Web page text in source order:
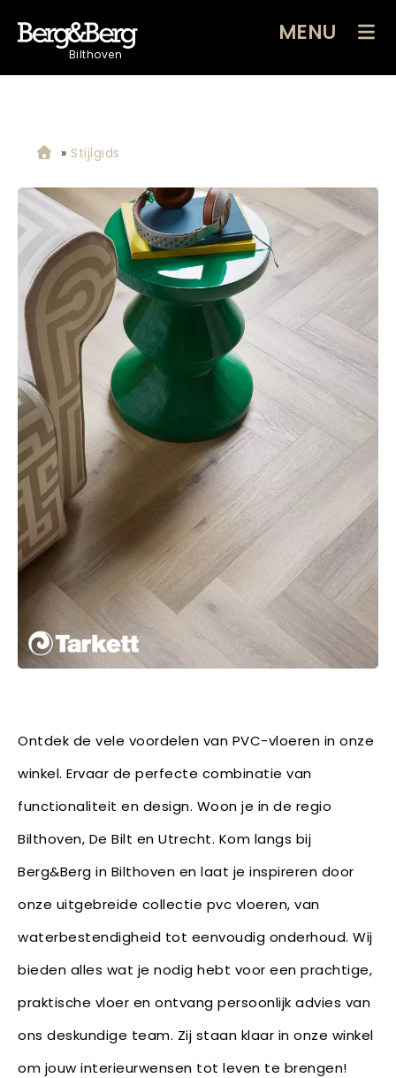
Bilthoven
MENU
» Stijlgids
Ontdek de vele voordelen van PVC-vloeren in onze
winkel. Ervaar de perfecte combinatie van
functionaliteit en design. Woon je in de regio
Bilthoven, De Bilt en Utrecht. Kom langs bij
Berg&Berg in Bilthoven en laat je inspireren door
onze uitgebreide collectie pvc vloeren, van
waterbestendigheid tot eenvoudig onderhoud. Wij
bieden alles wat je nodig hebt voor een prachtige,
praktische vloer en ontvang persoonlijk advies van
ons deskundige team. Zij staan klaar in onze winkel
om jouw interieurwensen tot leven te brengen!